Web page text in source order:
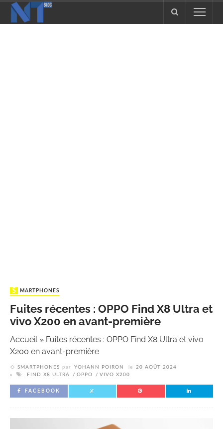
SMARTPHONES
Fuites récentes : OPPO Find X8 Ultra et
vivo X200 en avant-première
Accueil» Fuites récentes : OPPO Find X8 Ultra et vivo
X200 en avant-première
SMARTPHONES par YOHANN POIRON le
20 AOÛT 2024
FIND X8 ULTRA
OPPO VIVO X200
FACEBOOK